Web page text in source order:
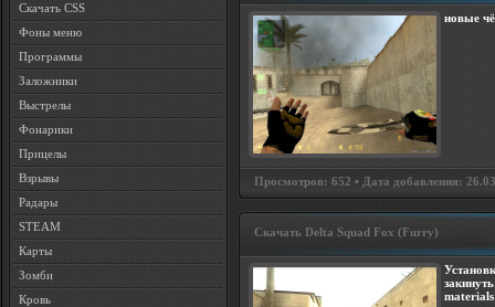
Скачать CSS
Фоны меню
Программы
Заложники
Выстрелы
Фонарики
Прицелы
Взрывы
Радары
STEAM
Карты
Зомби
Кровь
новые
Просмотров: 652 • Дата добавления:
Скачать Delta Squad Fox (Furry)
materials